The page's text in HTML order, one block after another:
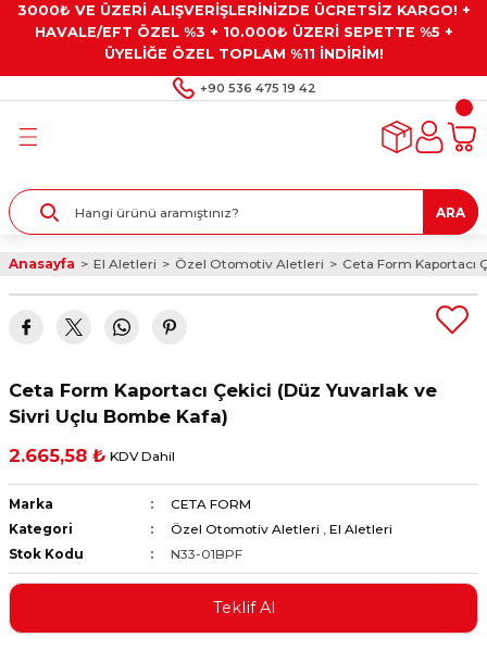
3000₺ VE ÜZERİ ALIŞVERİŞLERİNİZDE ÜCRETSİZ KARGO! +
HAVALE/EFT ÖZEL %3 + 10.000₺ ÜZERİ SEPETTE %5 +
ÜYELİĞE ÖZEL TOPLAM %11 İNDİRİM!
+90 536 475 19 42
Geri Dön
Geri Dön
Geri Dön
Gresler
Geri Dön
Alet Setleri
ve Multimetreler
ve Penseler
Geri Dön
Taşları ve
ARA
Anasayfa El Aletleri Özel Otomotiv Aletleri Ceta Form Kaportacı
Ceta Form Kaportacı Çekici (Düz Yuvarlak ve
Sivri Uçlu Bombe Kafa)
2.665,58 ₺ KDV Dahil
Marka
CETA FORM
Kategori
Özel Otomotiv Aletleri , El Aletleri
Stok Kodu
N33-01BPF
Teklif Al